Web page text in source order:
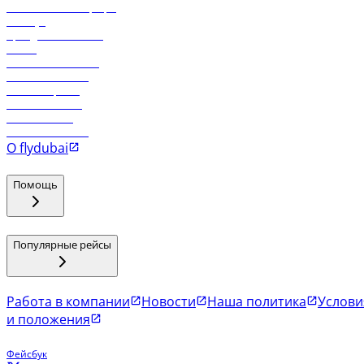
О flydubai
Помощь
Популярные рейсы
Работа в компании Новости Наша политика
и положения
Фейсбук